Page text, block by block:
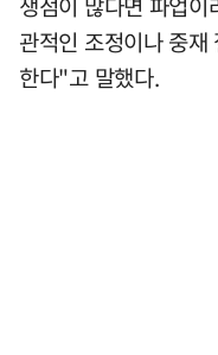
관적인 조정이나 중
한다"고 말했다.